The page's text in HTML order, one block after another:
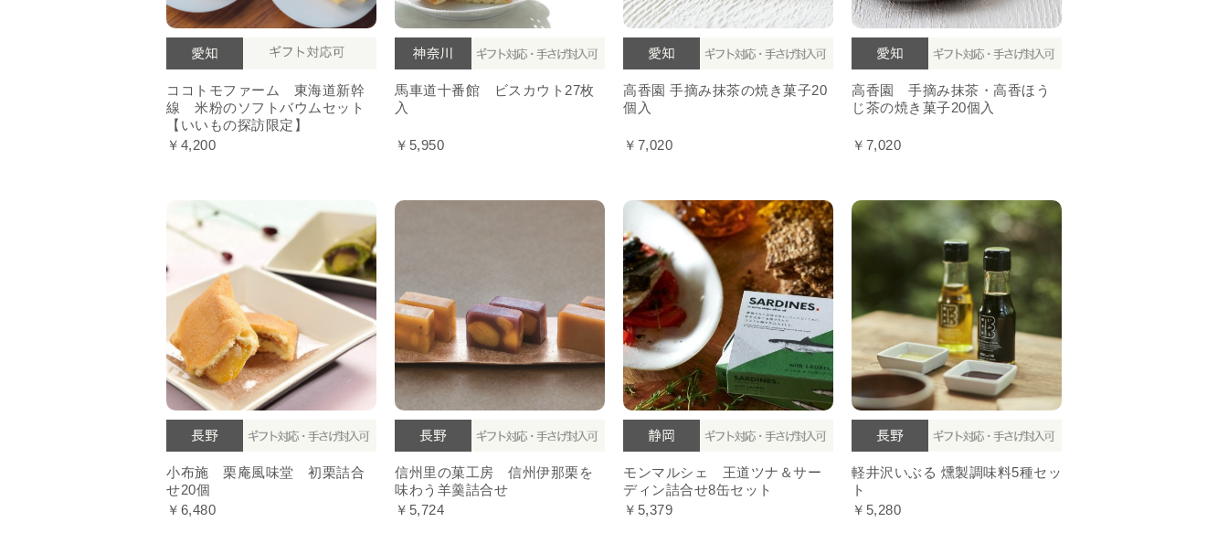
ココトモファーム 東海道新幹
線 米粉のソフトバウムセット
【いいもの探訪限定】
￥4,200
馬車道十番館 ビスカウト27枚
入
￥5,950
高香園 手摘み抹茶の焼き菓子20
個入
￥7,020
高香園 手摘み抹茶・高香ほう
じ茶の焼き菓子20個入
￥7,020
小布施 栗庵風味堂 初栗詰合
せ20個
￥6,480
信州里の菓工房 信州伊那栗を
味わう羊羹詰合せ
￥5,724
モンマルシェ 王道ツナ＆サー
ディン詰合せ8缶セット
￥5,379
軽井沢いぶる 燻製調味料5種セッ
ト
￥5,280